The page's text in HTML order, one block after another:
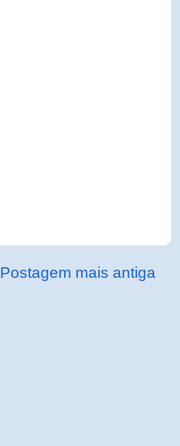
Postagem mais antiga